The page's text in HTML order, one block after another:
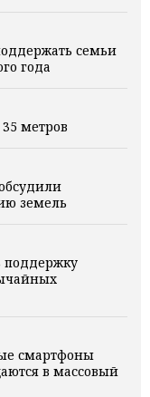
семьи
года
метров
земель
поддержку
смартфоны
в массовый